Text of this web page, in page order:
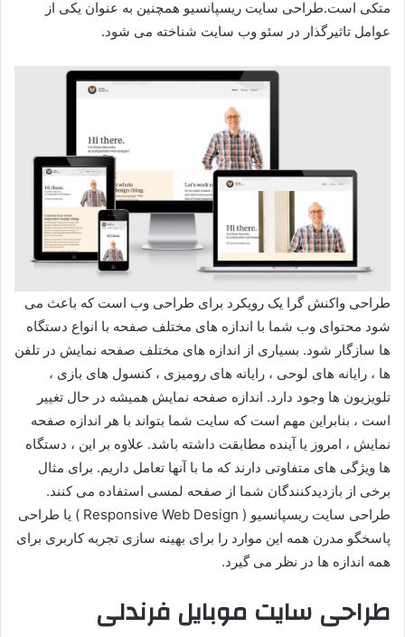
متکی است.طراحی سایت ریسپانسیو همچنین به عنوان یکی از
عوامل تاثیرگذار در سئو وب سایت شناخته می شود.
طراحی واکنش گرا یک رویکرد برای طراحی وب است که باعث می
شود محتوای وب شما با اندازه های مختلف صفحه با انواع دستگاه
ها سازگار شود. بسیاری از اندازه های مختلف صفحه نمایش در تلفن
ها ، رایانه های لوحی ، رایانه های رومیزی ، کنسول های بازی ،
تلویزیون ها وجود دارد. اندازه صفحه نمایش همیشه در حال تغییر
است ، بنابراین مهم است که سایت شما بتواند با هر اندازه صفحه
نمایش ، امروز یا آینده مطابقت داشته باشد. علاوه بر این ، دستگاه
ها ویژگی های متفاوتی دارند که ما با آنها تعامل داریم. برای مثال
برخی از بازدیدکنندگان شما از صفحه لمسی استفاده می کنند.
طراحی سایت ریسپانسیو ( Responsive Web Design ) یا طراحی
پاسخگو مدرن همه این موارد را برای بهینه سازی تجربه کاربری برای
همه اندازه ها در نظر می گیرد.
طراحی سایت موبایل فرندلی